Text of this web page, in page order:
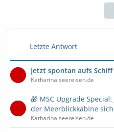
Letzte Antwort
Jetzt spontan aufs Schiff
Katharina seereisen.de
🎁 MSC Upgrade
der Meerblickkabine
Katharina seereisen.de